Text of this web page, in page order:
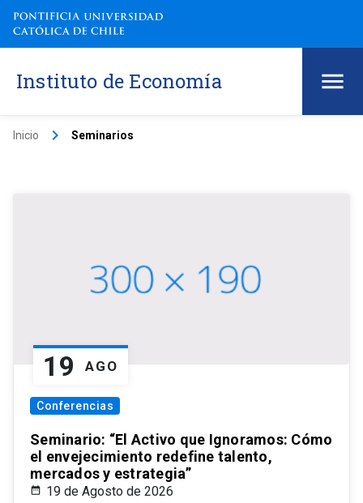
Instituto de Economía
Inicio keyboard_arrow_right Seminarios
19 AGO
Conferencias
Seminario: “El Activo que Ignoramos: Cómo
el envejecimiento redefine talento,
mercados y estrategia”
19 de Agosto de 2026